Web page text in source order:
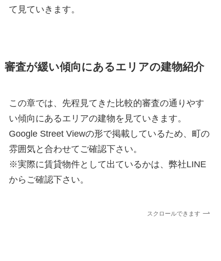
て見ていきます。
審査が緩い傾向にあるエリアの建物紹介
この章では、先程見てきた比較的審査の通りやす
い傾向にあるエリアの建物を見ていきます。
Google Street Viewの形で掲載しているため、町の
雰囲気と合わせてご確認下さい。
※実際に賃貸物件として出ているかは、弊社LINE
からご確認下さい。
スクロールできます